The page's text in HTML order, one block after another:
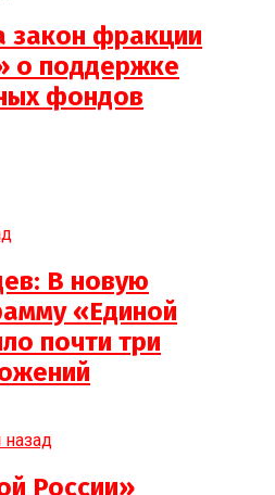
закон фракции
о поддержке
фондов
В новую
«Единой
почти три
назад
России»